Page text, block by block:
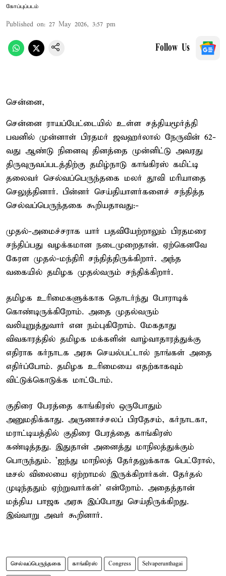
கோப்புப்படம்
Published on: 27 May 2026, 3:57 pm
Follow Us
சென்னை,
சென்னை ராயப்பேட்டையில் உள்ள சத்தியமூர்த்தி
பவனில் முன்னாள் பிரதமர் ஜவஹர்லால் நேருவின் 62-
வது ஆண்டு நினைவு தினத்தை முன்னிட்டு அவரது
திருவுருவப்படத்திற்கு தமிழ்நாடு காங்கிரஸ் கமிட்டி
தலைவர் செல்வப்பெருந்தகை மலர் தூவி மரியாதை
செலுத்தினார். பின்னர் செய்தியாளர்களைச் சந்தித்த
செல்வப்பெருந்தகை கூறியதாவது:-
முதல்-அமைச்சராக யார் பதவியேற்றாலும் பிரதமரை
சந்திப்பது வழக்கமான நடைமுறைதான். ஏற்கெனவே
கேரள முதல்-மந்திரி சந்தித்திருக்கிறார். அந்த
வகையில் தமிழக முதல்வரும் சந்திக்கிறார்.
தமிழக உரிமைகளுக்காக தொடர்ந்து போராடிக்
கொண்டிருக்கிறோம். அதை முதல்வரும்
வலியுறுத்துவார் என நம்புகிறோம். மேகதாது
விவகாரத்தில் தமிழக மக்களின் வாழ்வாதாரத்துக்கு
எதிராக கர்நாடக அரசு செயல்பட்டால் நாங்கள் அதை
எதிர்ப்போம். தமிழக உரிமையை எதற்காகவும்
விட்டுக்கொடுக்க மாட்டோம்.
குதிரை பேரத்தை காங்கிரஸ் ஒருபோதும்
அனுமதிக்காது. அருணாச்சலப் பிரதேசம், கர்நாடகா,
மராட்டியத்தில் குதிரை பேரத்தை காங்கிரஸ்
கண்டித்தது. இதுதான் அனைத்து மாநிலத்துக்கும்
பொருந்தும். 'ஐந்து மாநிலத் தேர்தலுக்காக பெட்ரோல்,
டீசல் விலையை ஏற்றாமல் இருக்கிறார்கள். தேர்தல்
முடிந்ததும் ஏற்றுவார்கள்’ என்றோம். அதைத்தான்
மத்திய பாஜக அரசு இப்போது செய்திருக்கிறது.
இவ்வாறு அவர் கூறினார்.
செல்வப்பெருந்தகை காங்கிரஸ் Congress Selvaperunthagai